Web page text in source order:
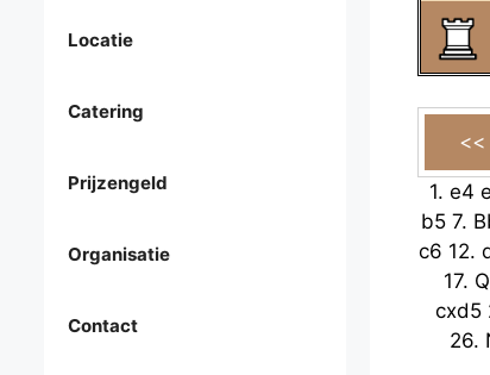
1. e4
b5 7.
c6 12.
17.
cxd5
26.
Locatie
Catering
Prijzengeld
Organisatie
Contact